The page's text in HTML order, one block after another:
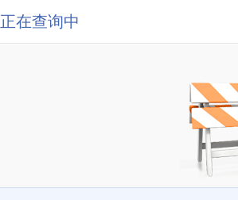
正在查询中